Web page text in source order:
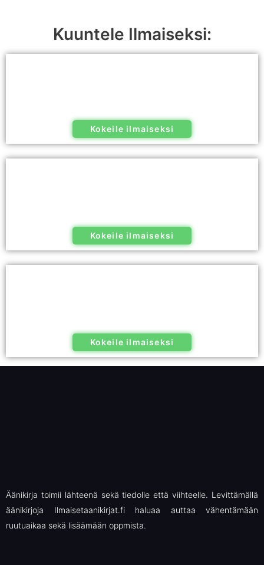
Kuuntele Ilmaiseksi:
Kokeile ilmaiseksi
Kokeile ilmaiseksi
Kokeile ilmaiseksi
Äänikirja toimii lähteenä sekä tiedolle että viihteelle. Levittämällä
äänikirjoja Ilmaisetaanikirjat.fi haluaa auttaa vähentämään
ruutuaikaa sekä lisäämään oppmista.